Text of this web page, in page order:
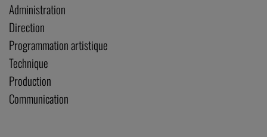
Administration
Direction
Programmation artistique
Technique
Production
Communication